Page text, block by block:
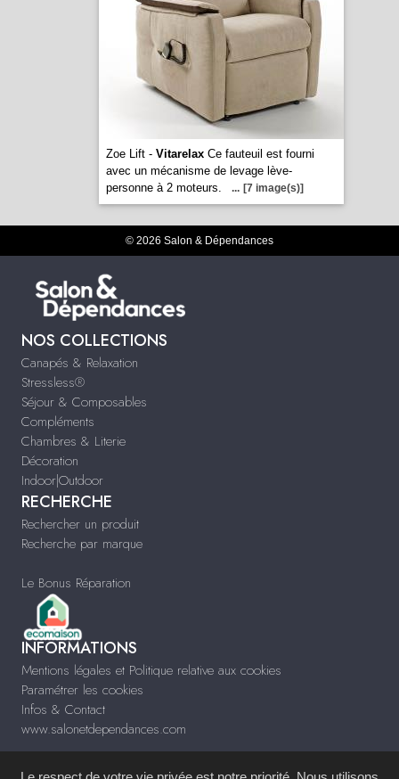
Zoe Lift - VitarelaxCe fauteuil est fourni
avec un mécanisme de levage lève-
personne à 2 moteurs.
... [7 image(s)]
© 2026 Salon & Dépendances
NOS COLLECTIONS
Canapés & Relaxation
Stressless®
Séjour & Composables
Compléments
Chambres & Literie
Décoration
Indoor|Outdoor
RECHERCHE
Rechercher un produit
Recherche par marque
Le Bonus Réparation
INFORMATIONS
Mentions légales et Politique relative aux cookies
Paramétrer les cookies
Infos & Contact
www.salonetdependances.com